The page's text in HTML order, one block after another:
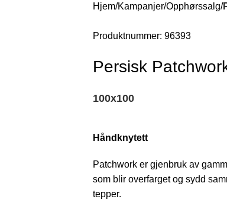
Hjem Kampanjer Opphørssalg
Produktnummer: 96393
Persisk
100x100
Håndknytett
Patchwork er gjenbruk av
som blir overfarget og sydd
tepper.